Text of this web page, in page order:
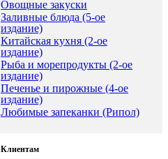
Овощные закуски
Заливные блюда (5-ое
издание)
Китайская кухня (2-ое
издание)
Рыба и морепродукты (2-ое
издание)
Печенье и пирожные (4-ое
издание)
Любимые запеканки (Рипол)
Клиентам